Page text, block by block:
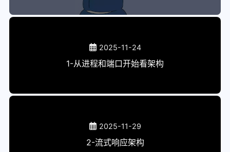
2025-11-24
1-从进程和端口开始看架构
2025-11-29
2-流式响应架构